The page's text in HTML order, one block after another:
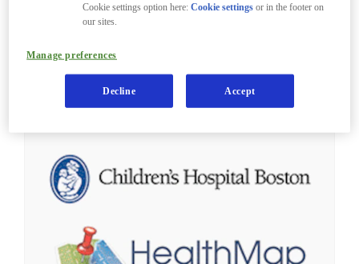
nhất trên đất nước thoát khỏi nghèo đói.
Cookie settings option here:Cookie settings or in the footer on
our sites.
Manage preferences
Decline Accept